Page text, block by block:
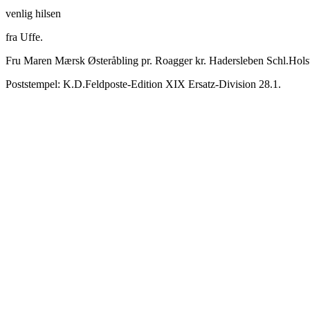
venlig hilsen
fra Uffe.
Fru Maren Mærsk Østeråbling pr. Roagger kr. Hadersleben
Poststempel: K.D.Feldposte-Edition XIX Ersatz-Division 28.1.